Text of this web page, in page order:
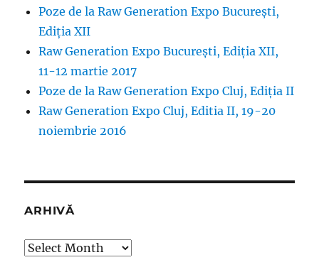
Poze de la Raw Generation Expo București,
Ediția XII
Raw Generation Expo București, Ediția XII,
11-12 martie 2017
Poze de la Raw Generation Expo Cluj, Ediția II
Raw Generation Expo Cluj, Editia II, 19-20
noiembrie 2016
ARHIVĂ
Arhivă